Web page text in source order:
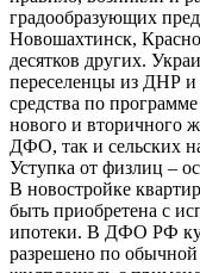
градообразующих
Новошахтинск,
десятков других.
переселенцы из ДНР
средства по
нового и вторичного
ДФО, так и сельских
Уступка от физлиц –
В новостройке
быть приобретена с
ипотеки. В ДФО РФ
разрешено по обычной